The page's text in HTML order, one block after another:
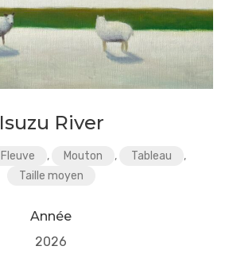
Isuzu River
Fleuve , Mouton , Tableau
,
Taille moyen
Année
2026